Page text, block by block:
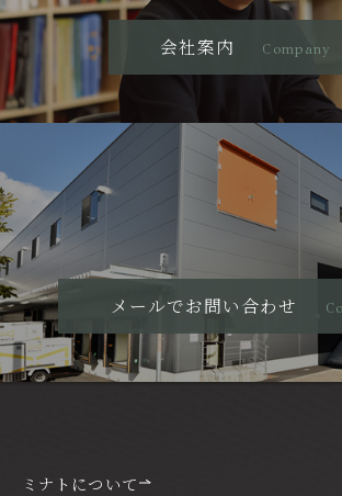
会社案内 Company
メールでお問い合わせ
ミナトについて